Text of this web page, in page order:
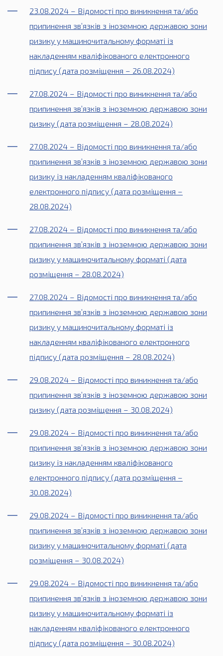
23.08.2024 – Відомості про виникнення та/або
припинення зв’язків з іноземною державою зони
ризику у машиночитальному форматі із
накладенням кваліфікованого електронного
підпису (дата розміщення – 26.08.2024)
27.08.2024 – Відомості про виникнення та/або
припинення зв’язків з іноземною державою зони
ризику (дата розміщення – 28.08.2024)
27.08.2024 – Відомості про виникнення та/або
припинення зв’язків з іноземною державою зони
ризику із накладенням кваліфікованого
електронного підпису (дата розміщення –
28.08.2024)
27.08.2024 – Відомості про виникнення та/або
припинення зв’язків з іноземною державою зони
ризику у машиночитальному форматі (дата
розміщення – 28.08.2024)
27.08.2024 – Відомості про виникнення та/або
припинення зв’язків з іноземною державою зони
ризику у машиночитальному форматі із
накладенням кваліфікованого електронного
підпису (дата розміщення – 28.08.2024)
29.08.2024 – Відомості про виникнення та/або
припинення зв’язків з іноземною державою зони
ризику (дата розміщення – 30.08.2024)
29.08.2024 – Відомості про виникнення та/або
припинення зв’язків з іноземною державою зони
ризику із накладенням кваліфікованого
електронного підпису (дата розміщення –
30.08.2024)
29.08.2024 – Відомості про виникнення та/або
припинення зв’язків з іноземною державою зони
ризику у машиночитальному форматі (дата
розміщення – 30.08.2024)
29.08.2024 – Відомості про виникнення та/або
припинення зв’язків з іноземною державою зони
ризику у машиночитальному форматі із
накладенням кваліфікованого електронного
підпису (дата розміщення – 30.08.2024)